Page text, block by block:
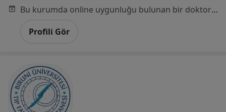
Bu kurumda online uygunluğu bulunan bir doktor veya uzman bulunamadı
Profili Gör